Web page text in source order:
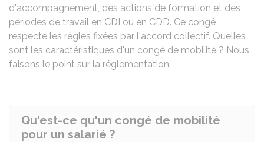
d'accompagnement, des actions de formation et des
périodes de travail en CDI ou en CDD. Ce congé
respecte les règles fixées par l'accord collectif. Quelles
sont les caractéristiques d'un congé de mobilité ? Nous
faisons le point sur la réglementation.
Qu'est-ce qu'un congé de mobilité
pour un salarié ?